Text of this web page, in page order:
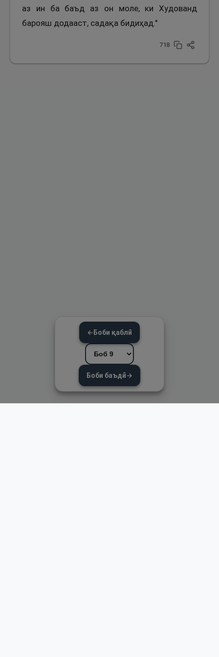
аз ин ба баъд аз он моле, ки Худованд
барояш додааст, садақа бидиҳад."
718
←Боби қаблӣ
Боби баъдӣ→